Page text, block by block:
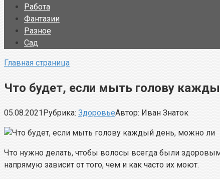
Работа
Фантазии
Разное
Сад
Главная страница
Что будет, если мыть голову
05.08.2021Рубрика: ЗдоровьеАвтор: Иван Знаток
Что нужно делать, чтобы волосы всегда были
напрямую зависит от того, чем и как часто их моют.